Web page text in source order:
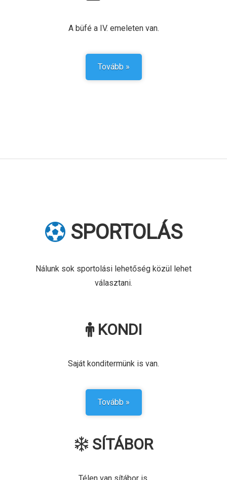
A büfé a IV. emeleten van.
Tovább »
SPORTOLÁS
Nálunk sok sportolási lehetőség közül lehet
választani.
KONDI
Saját konditermünk is van.
Tovább »
SÍTÁBOR
Télen van sítábor is.